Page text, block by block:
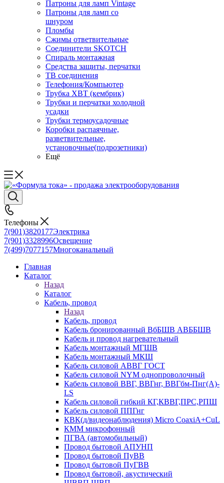
Патроны для ламп Vintage
Патроны для ламп со
шнуром
Пломбы
Сжимы ответвительные
Соединители SKOTCH
Спираль монтажная
Средства защиты, перчатки
ТВ соединения
Телефония/Компьютер
Трубка ХВТ (кембрик)
Трубки и перчатки холодной
усадки
Трубки термоусадочные
Коробки распаячные,
разветвительные,
установочные(подрозетники)
Ещё
Телефоны
7(901)3820177Электрика
7(901)3328996Освещение
7(499)7077157Многоканальный
Главная
Каталог
Назад
Каталог
Кабель, провод
Назад
Кабель, провод
Кабель бронированный ВбБШВ АВББШВ
Кабель и провод нагревательный
Кабель монтажный МГШВ
Кабель монтажный МКШ
Кабель силовой АВВГ ГОСТ
Кабель силовой NYM однопроволочный
Кабель силовой ВВГ, ВВГнг, ВВГбм-Пнг(А)-
LS
Кабель силовой гибкий КГ,КВВГ,ПРС,РПШ
Кабель силовой ППГнг
КВК(д/видеонаблюдения) Micro CoaxiA+CuL
КММ микрофонный
ПГВА (автомобильный)
Провод бытовой АПУНП
Провод бытовой ПуВВ
Провод бытовой ПуГВВ
Провод бытовой, акустический